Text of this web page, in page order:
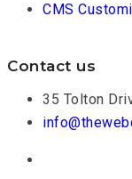
CMS
Contact us
35 Tolton